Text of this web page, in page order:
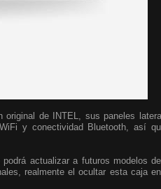
de INTEL, sus paneles
y conectividad Bluetooth, así
actualizar a futuros modelos
realmente el ocultar esta caja